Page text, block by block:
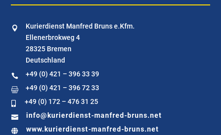

Kurierdienst Manfred Bruns e.Kfm.
Ellenerbrokweg 4
28325 Bremen
Deutschland
 +49 (0) 421 – 396 33 39
 +49 (0) 421 – 396 72 33
 +49 (0) 172 – 476 31 25
 info@kurierdienst-manfred-bruns.net
 www.kurierdienst-manfred-bruns.net